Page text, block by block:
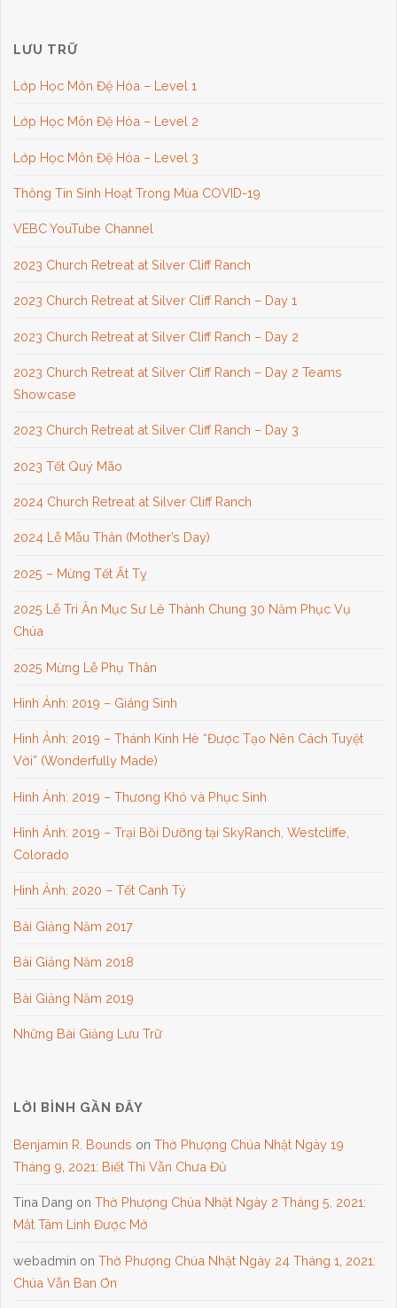
LƯU TRỮ
Lớp Học Môn Đệ Hóa – Level 1
Lớp Học Môn Đệ Hóa – Level 2
Lớp Học Môn Đệ Hóa – Level 3
Thông Tin Sinh Hoạt Trong Mùa COVID-19
VEBC YouTube Channel
2023 Church Retreat at Silver Cliff Ranch
2023 Church Retreat at Silver Cliff Ranch – Day 1
2023 Church Retreat at Silver Cliff Ranch – Day 2
2023 Church Retreat at Silver Cliff Ranch – Day 2 Teams
Showcase
2023 Church Retreat at Silver Cliff Ranch – Day 3
2023 Tết Quý Mão
2024 Church Retreat at Silver Cliff Ranch
2024 Lễ Mẫu Thân (Mother’s Day)
2025 – Mừng Tết Ất Tỵ
2025 Lễ Tri Ân Mục Sư Lê Thành Chung 30 Năm Phục Vụ
Chúa
2025 Mừng Lễ Phụ Thân
Hình Ảnh: 2019 – Giáng Sinh
Hình Ảnh: 2019 – Thánh Kinh Hè “Được Tạo Nên Cách Tuyệt
Vời” (Wonderfully Made)
Hình Ảnh: 2019 – Thương Khó và Phục Sinh
Hình Ảnh: 2019 – Trại Bồi Dưỡng tại SkyRanch, Westcliffe,
Colorado
Hình Ảnh: 2020 – Tết Canh Tý
Bài Giảng Năm 2017
Bài Giảng Năm 2018
Bài Giảng Năm 2019
Những Bài Giảng Lưu Trữ
LỜI BÌNH GẦN ĐÂY
Benjamin R. Bounds onThờ Phượng Chúa Nhật Ngày 19
Tháng 9, 2021: Biết Thì Vẫn Chưa Đủ
Tina Dang onThờ Phượng Chúa Nhật Ngày 2 Tháng 5, 2021:
Mắt Tâm Linh Được Mở
webadmin onThờ Phượng Chúa Nhật Ngày 24 Tháng 1, 2021:
Chúa Vẫn Ban Ơn